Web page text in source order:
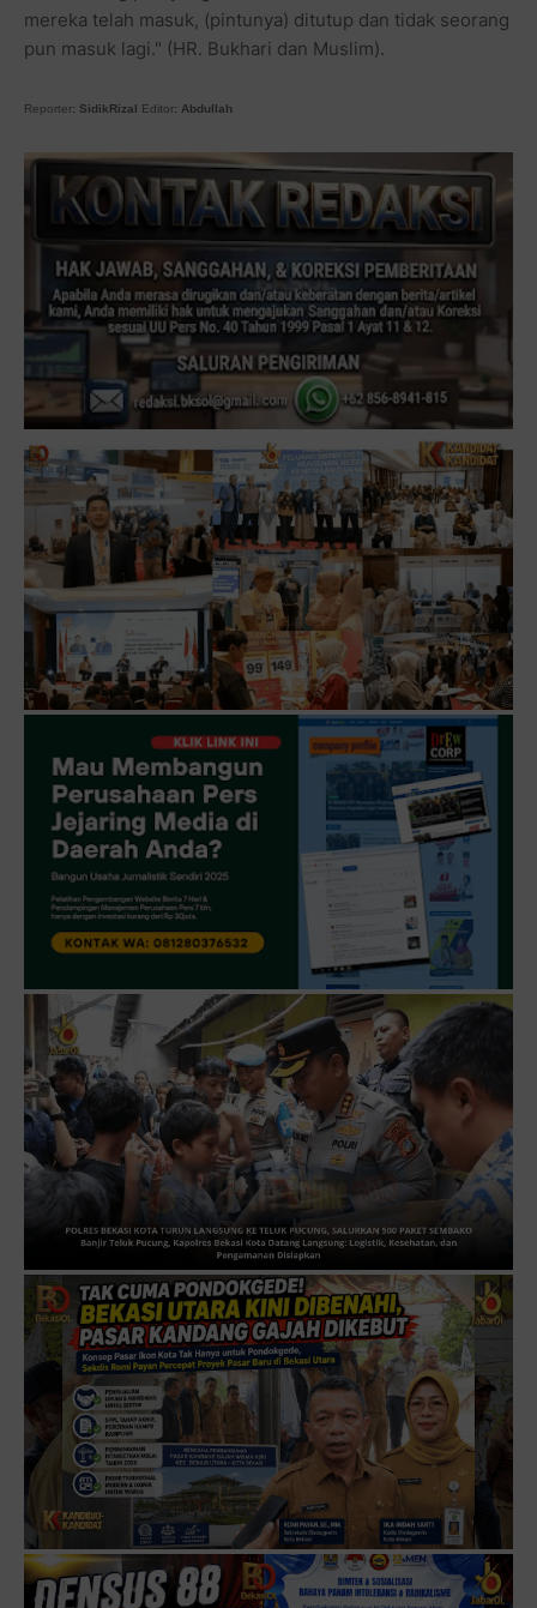
mereka telah masuk, (pintunya) ditutup dan tidak seorang
pun masuk lagi." (HR. Bukhari dan Muslim).
Reporter: SidikRizal Editor: Abdullah